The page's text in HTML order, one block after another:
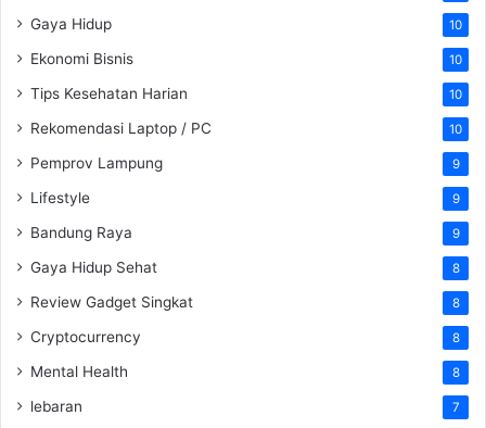
Gaya Hidup 10
Ekonomi Bisnis 10
Tips Kesehatan Harian 10
Rekomendasi Laptop / PC 10
Pemprov Lampung 9
Lifestyle 9
Bandung Raya 9
Gaya Hidup Sehat 8
Review Gadget Singkat 8
Cryptocurrency 8
Mental Health 8
lebaran 7